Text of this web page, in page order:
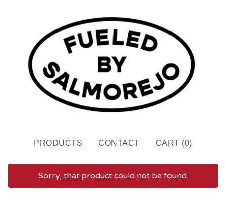
PRODUCTS CONTACT CART (0)
Sorry, that product could not be found.